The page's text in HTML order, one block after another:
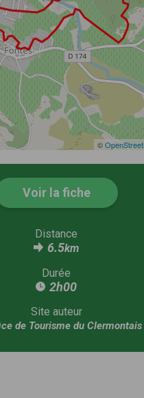
©
Voir la fiche
Distance
6.5km
Durée
2h00
Site auteur
de Tourisme du Clermontais